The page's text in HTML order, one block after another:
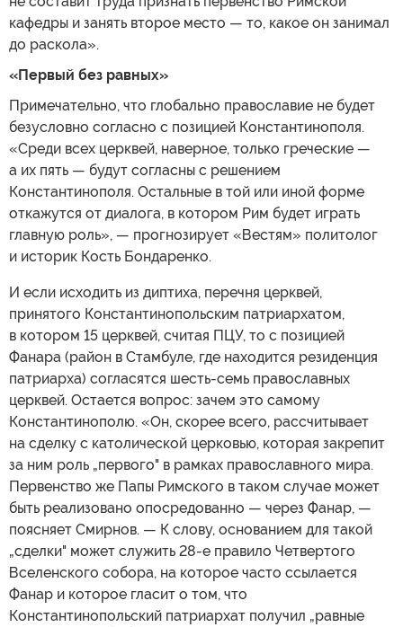
кафедры и занять второе место — то, какое он занимал
до раскола».
«Первый без равных»
Примечательно, что глобально православие не будет
безусловно согласно с позицией Константинополя.
«Среди всех церквей, наверное, только греческие —
а их пять — будут согласны с решением
Константинополя. Остальные в той или иной форме
откажутся от диалога, в котором Рим будет играть
главную роль», — прогнозирует «Вестям» политолог
и историк Кость Бондаренко.
И если исходить из диптиха, перечня церквей,
принятого Константинопольским патриархатом,
в котором 15 церквей, считая ПЦУ, то с позицией
Фанара (район в Стамбуле, где находится резиденция
патриарха) согласятся шесть-семь православных
церквей. Остается вопрос: зачем это самому
Константинополю. «Он, скорее всего, рассчитывает
на сделку с католической церковью, которая закрепит
за ним роль „первого" в рамках православного мира.
Первенство же Папы Римского в таком случае может
быть реализовано опосредованно — через Фанар, —
поясняет Смирнов. — К слову, основанием для такой
„сделки" может служить 28-е правило Четвертого
Вселенского собора, на которое часто ссылается
Фанар и которое гласит о том, что
Константинопольский патриархат получил „равные